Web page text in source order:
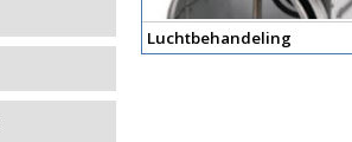
Luchtbehandeling